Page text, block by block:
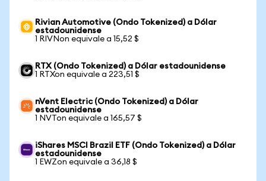
Rivian Automotive (Ondo Tokenized) a Dólar
estadounidense
1 RIVNon equivale a 15,52 $
RTX (Ondo Tokenized) a Dólar estadounidense
1 RTXon equivale a 223,51 $
nVent Electric (Ondo Tokenized) a Dólar
estadounidense
1 NVTon equivale a 165,57 $
iShares MSCI Brazil ETF (Ondo Tokenized) a Dólar
estadounidense
1 EWZon equivale a 36,18 $